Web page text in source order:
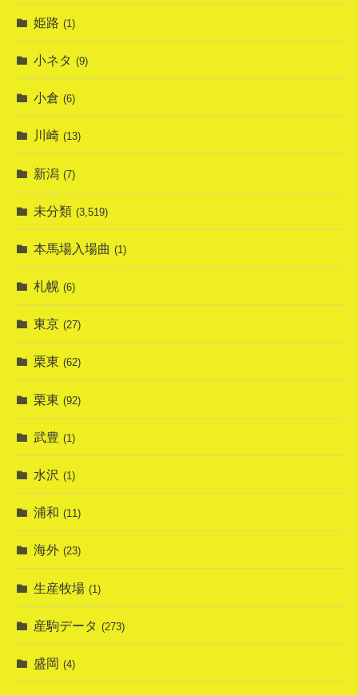
姫路 (1)
小ネタ (9)
小倉 (6)
川崎 (13)
新潟 (7)
未分類 (3,519)
本馬場入場曲 (1)
札幌 (6)
東京 (27)
栗東 (62)
栗東 (92)
武豊 (1)
水沢 (1)
浦和 (11)
海外 (23)
生産牧場 (1)
産駒データ (273)
盛岡 (4)